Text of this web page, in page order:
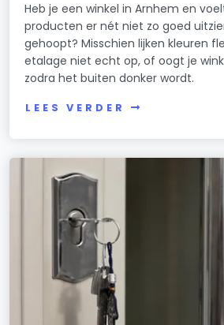
Heb je een winkel in Arnhem en
producten er nét niet zo goed
gehoopt? Misschien lijken kleuren
etalage niet echt op, of oogt je
zodra het buiten donker wordt.
LEES VERDER